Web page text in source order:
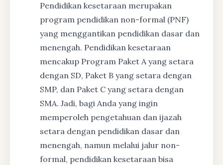
Pendidikan kesetaraan merupakan
program pendidikan non-formal (PNF)
yang menggantikan pendidikan dasar dan
menengah. Pendidikan kesetaraan
mencakup Program Paket A yang setara
dengan SD, Paket B yang setara dengan
SMP, dan Paket C yang setara dengan
SMA. Jadi, bagi Anda yang ingin
memperoleh pengetahuan dan ijazah
setara dengan pendidikan dasar dan
menengah, namun melalui jalur non-
formal, pendidikan kesetaraan bisa